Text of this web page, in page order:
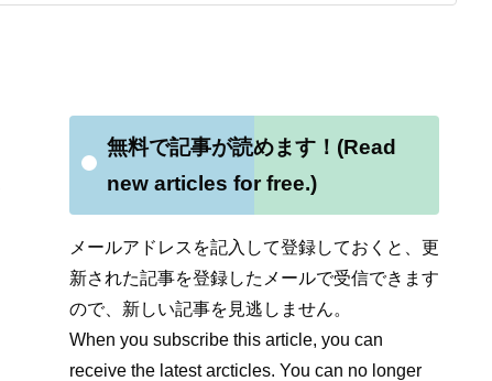
無料で記事が読めます！(Read
new articles for free.)
メールアドレスを記入して登録しておくと、更
新された記事を登録したメールで受信できます
ので、新しい記事を見逃しません。
When you subscribe this article, you can
receive the latest arcticles. You can no longer